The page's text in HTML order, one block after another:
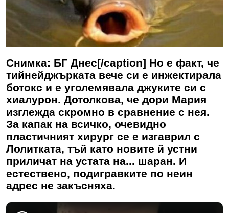
Снимка: БГ Днес[/caption] Но е факт, че
тийнейджърката вече си е инжектирала
ботокс и е уголемявала джуките си с
хиалурон. Дотолкова, че дори Мария
изглежда скромно в сравнение с нея.
За капак на всичко, очевидно
пластичният хирург се е изгаврил с
Лолитката, тъй като новите й устни
приличат на устата на... шаран. И
естествено, подигравките по неин
адрес не закъсняха.